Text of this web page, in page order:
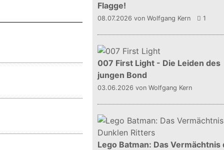
Flagge!
08.07.2026 von Wolfgang Kern 1
007 First Light - Die Leiden des
jungen Bond
03.06.2026 von Wolfgang Kern
Lego Batman: Das Vermächtnis